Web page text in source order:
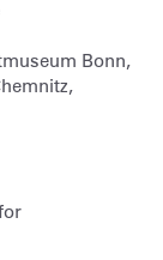
Bonn,